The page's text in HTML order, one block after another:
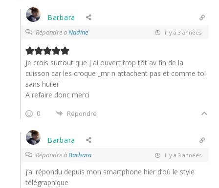
Barbara
Répondre àNadine il y a 3 années
Je crois surtout que j ai ouvert trop tôt av fin de la
cuisson car les croque _mr n attachent pas et comme toi
sans huiler
A refaire donc merci
0
Répondre
Barbara
Répondre àBarbara il y a 3 années
j’ai répondu depuis mon smartphone hier d’où le style
télégraphique